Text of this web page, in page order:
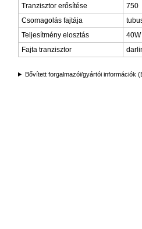
Tranzisztor erősítése
750
Csomagolás fajtája
Teljesítmény elosztás
40W
Fajta tranzisztor
Bővített forgalmazói/gyártói információk